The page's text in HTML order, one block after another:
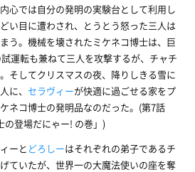
心では自分の発明の実験台として利用し
い目に遭わされ、とうとう怒った三人は
う。機械を壊されたミケネコ博士は、巨
運転も兼ねて三人を攻撃するが、チャチ
そしてクリスマスの夜、降りしきる雪に
に、 セラヴィーが快適に過ごせる家をプ
ネコ博士の発明品なのだった。(第7話
の登場だにゃー! の巻」)
ーと どろしーはそれぞれの弟子であるチ
ていたが、世界一の大魔法使いの座を奪